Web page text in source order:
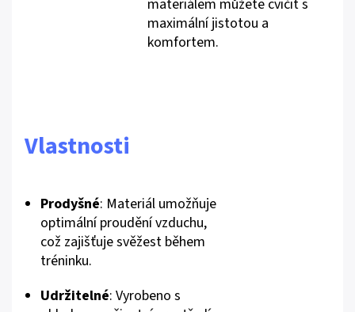
materiálem můžete cvičit s
maximální jistotou a
komfortem.
Vlastnosti
Prodyšné: Materiál umožňuje
optimální proudění vzduchu,
což zajišťuje svěžest během
tréninku.
Udržitelné: Vyrobeno s